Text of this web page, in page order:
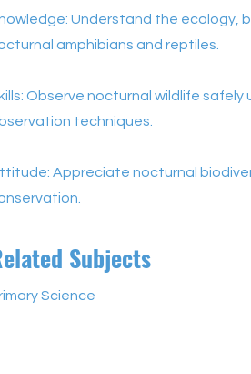
Understand the ecology,
amphibians and reptiles.
Observe nocturnal wildlife
techniques.
Appreciate nocturnal
Subjects
Science